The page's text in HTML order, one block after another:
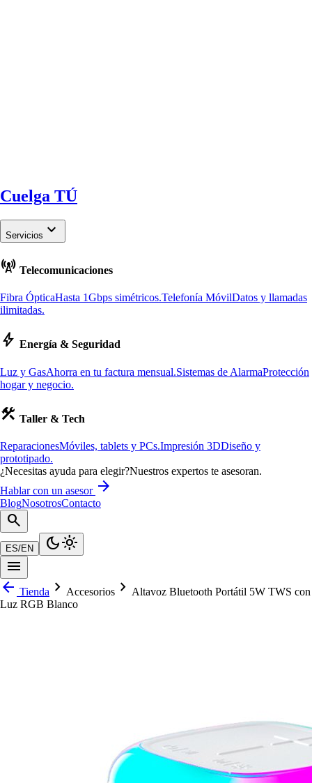
Cuelga TÚ
Servicios keyboard_arrow_down
cell_tower Telecomunicaciones
Fibra ÓpticaHasta 1Gbps simétricos.Telefonía MóvilDatos y llamadas
ilimitadas.
bolt Energía & Seguridad
Luz y GasAhorra en tu factura mensual.Sistemas de AlarmaProtección
hogar y negocio.
construction Taller & Tech
ReparacionesMóviles, tablets y PCs.Impresión 3DDiseño y
prototipado.
¿Necesitas ayuda para elegir?Nuestros expertos te asesoran.
Hablar con un asesor arrow_forward
BlogNosotrosContacto
search
ES/EN dark_modelight_mode
menu
arrow_back Tienda chevron_right Accesorios chevron_right Altavoz Bluetooth Portátil 5W TWS con
Luz RGB Blanco